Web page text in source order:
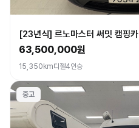
[23년식] 르노마스터 써밋 캠핑카
63,500,000원
15,350km디젤4인승
중고